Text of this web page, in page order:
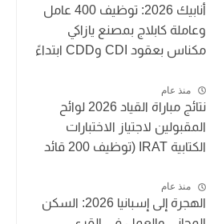
أنابيك 2026: توظيف 400 عامل
وعاملة كابلاج بمصنع يازاكي
مكناس بعقود CDI وCDD ابتداءً
منذ عام
نتائج مباراة القياد 2026 لوائح
المقبولين لاجتياز الاختبارات
الكتابية IRAT (توظيف 200 قائد
منذ عام
الهجرة إلى إسبانيا 2026: السكن